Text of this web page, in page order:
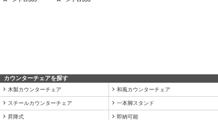
カウンターチェアを探す
木製カウンターチェア 和風カウンターチェア
スチールカウンターチェア 一本脚スタンド
昇降式 即納可能